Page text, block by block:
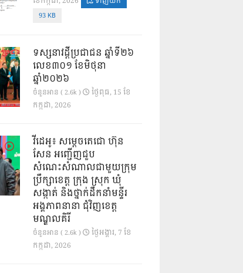
93 KB
ទស្សនាវដ្ដីប្រជាជន ឆ្នាំទី២៦
លេខ៣០១ ខែមិថុនា
ឆ្នាំ២០២៦
ចំនួនអាន ( 2.6k )
ថ្ងៃ​ពុធ, 15 ខែ​
កក្កដា, 2026
វីដេអូ៖ សម្តេចតេជោ ហ៊ុន
សែន អញ្ជើញជួប
សំណេះសំណាលជាមួយក្រុម
ប្រឹក្សាខេត្ត ក្រុង ស្រុក ឃុំ
សង្កាត់ និងថ្នាក់ដឹកនាំមន្ទីរ
អង្គភាពនានា ជុំវិញខេត្ត
មណ្ឌលគិរី
ចំនួនអាន ( 2.6k )
ថ្ងៃ​អង្គារ, 7 ខែ​
កក្កដា, 2026